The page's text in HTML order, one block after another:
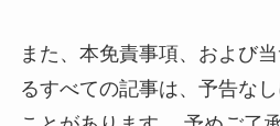
また、本免責事項、および
るすべての記事は、予告な